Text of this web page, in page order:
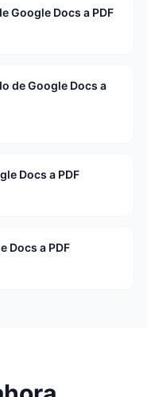
Google Docs a PDF
de Google Docs a
Docs a PDF
Docs a PDF